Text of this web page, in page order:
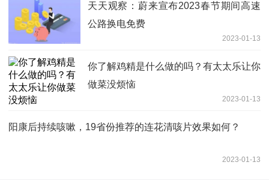
天天观察：蔚来宣布2023春节期间高速
公路换电免费
2023-01-13
你了解鸡精是什么做的吗？有太太乐让你
做菜没烦恼
2023-01-13
阳康后持续咳嗽，19省份推荐的连花清咳片效果如何？
2023-01-13